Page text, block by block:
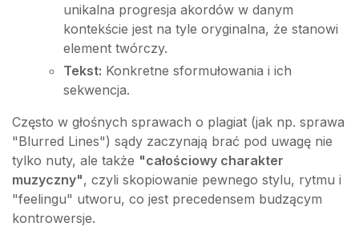
unikalna progresja akordów w danym
kontekście jest na tyle oryginalna, że stanowi
element twórczy.
Tekst: Konkretne sformułowania i ich
sekwencja.
Często w głośnych sprawach o plagiat (jak np. sprawa
"Blurred Lines") sądy zaczynają brać pod uwagę nie
tylko nuty, ale także "całościowy charakter
muzyczny", czyli skopiowanie pewnego stylu, rytmu i
"feelingu" utworu, co jest precedensem budzącym
kontrowersje.